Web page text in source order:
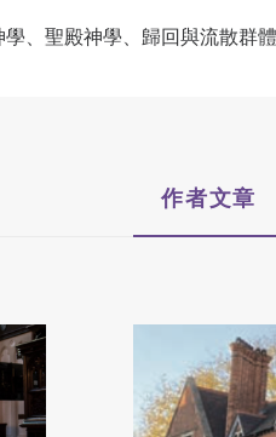
、聖殿神學、歸回與流散群體
作者文章